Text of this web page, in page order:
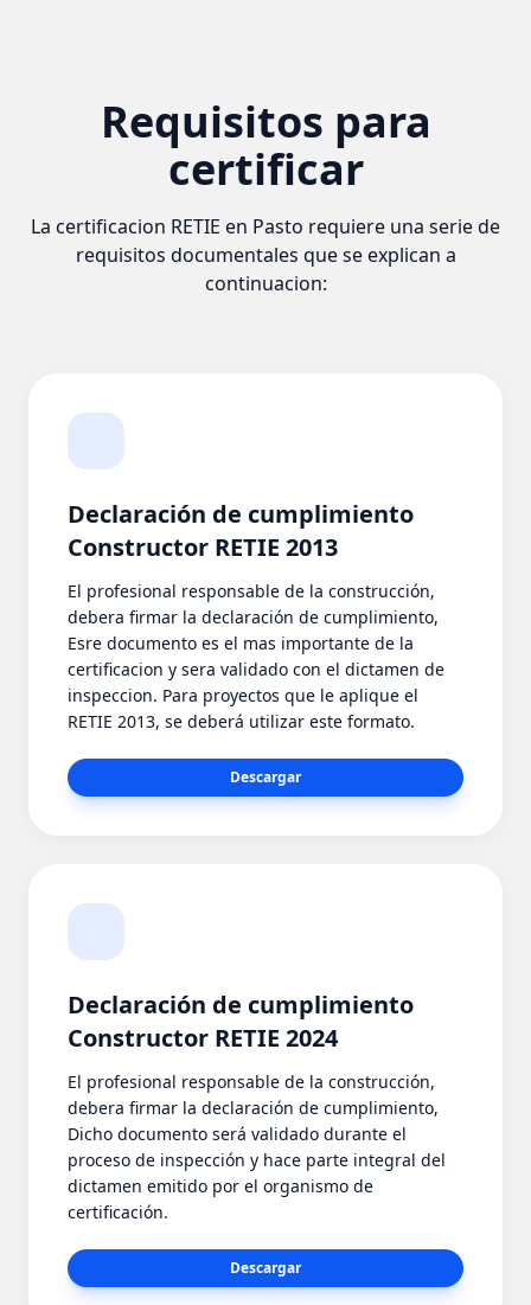
Requisitos para
certificar
La certificacion RETIE en Pasto requiere una serie de
requisitos documentales que se explican a
continuacion:
Declaración de cumplimiento
Constructor RETIE 2013
El profesional responsable de la construcción,
debera firmar la declaración de cumplimiento,
Esre documento es el mas importante de la
certificacion y sera validado con el dictamen de
inspeccion. Para proyectos que le aplique el
RETIE 2013, se deberá utilizar este formato.
Descargar
Declaración de cumplimiento
Constructor RETIE 2024
El profesional responsable de la construcción,
debera firmar la declaración de cumplimiento,
Dicho documento será validado durante el
proceso de inspección y hace parte integral del
dictamen emitido por el organismo de
certificación.
Descargar